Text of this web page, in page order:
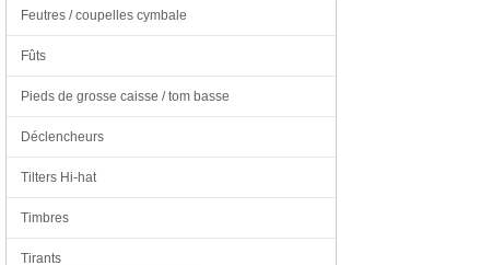
Feutres / coupelles cymbale
Fûts
Pieds de grosse caisse / tom basse
Déclencheurs
Tilters Hi-hat
Timbres
Tirants